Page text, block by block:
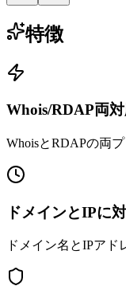
特徴
Whois/RDAP両
WhoisとRDAPの両
ドメインとIPに
ドメイン名とIPア